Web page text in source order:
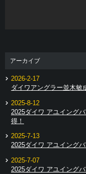
アーカイブ
2026-2-17
ダイワアングラー並木
2025-8-12
2025ダイワ アユイング
得！
2025-7-13
2025ダイワ アユイング
2025-7-07
2025ダイワ アユイング